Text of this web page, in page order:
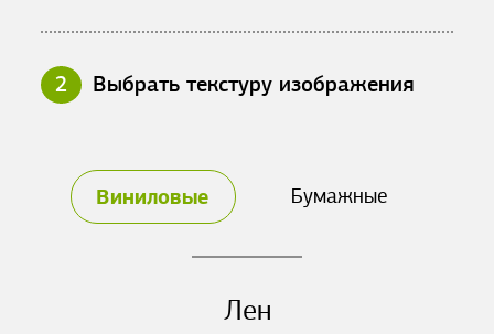
2 Выбрать текстуру изображения
Виниловые Бумажные
Лен